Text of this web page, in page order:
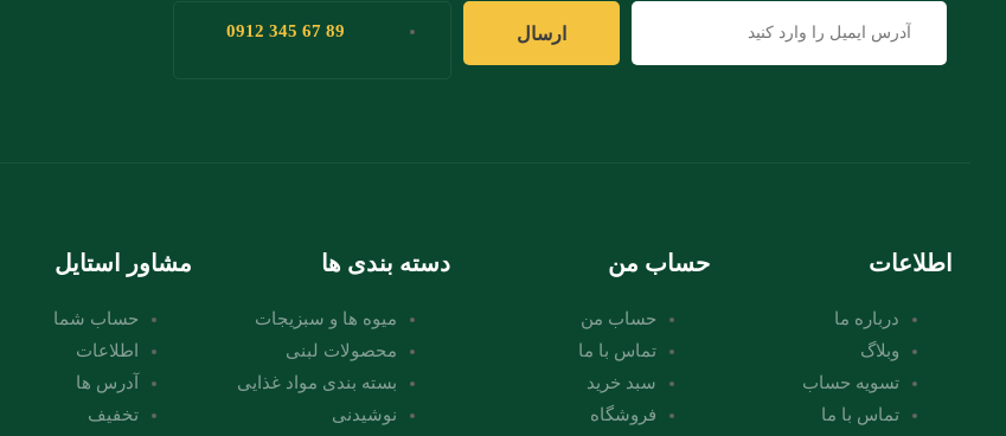
89 67 345 0912
اطلاعات
درباره ما
وبلاگ
تسویه حساب
تماس با ما
حساب من
حساب من
تماس با ما
سبد خرید
فروشگاه
دسته بندی ها
میوه ها و سبزیجات
محصولات لبنی
بسته بندی مواد غذایی
نوشیدنی
مشاور استایل
حساب شما
اطلاعات
آدرس ها
تخفیف